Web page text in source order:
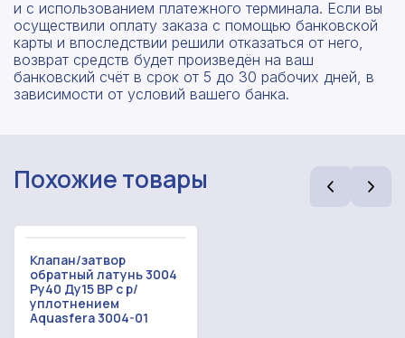
и с использованием платежного терминала. Если вы
осуществили оплату заказа с помощью банковской
карты и впоследствии решили отказаться от него,
возврат средств будет произведён на ваш
банковский счёт в срок от 5 до 30 рабочих дней, в
зависимости от условий вашего банка.
Похожие товары
Клапан/затвор
обратный латунь 3004
Ру40 Ду15 ВР с р/
уплотнением
Aquasfera 3004-01
Рассчитать смету